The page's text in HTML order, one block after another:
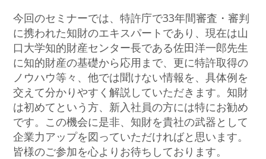
今回のセミナーでは、特許庁で33年間審査・審判
に携われた知財のエキスパートであり、現在は山
口大学知的財産センター長である佐田洋一郎先生
に知的財産の基礎から応用まで、更に特許取得の
ノウハウ等々、他では聞けない情報を、具体例を
交えて分かりやすく解説していただきます。知財
は初めてという方、新入社員の方には特にお勧め
です。この機会に是非、知財を貴社の武器として
企業力アップを図っていただければと思います。
皆様のご参加を心よりお待ちしております。